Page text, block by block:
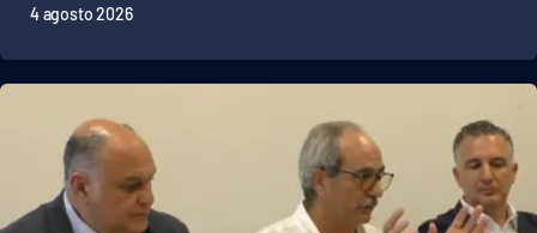
4 agosto 2026